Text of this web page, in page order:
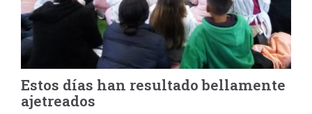
Estos días han resultado bellamente
ajetreados